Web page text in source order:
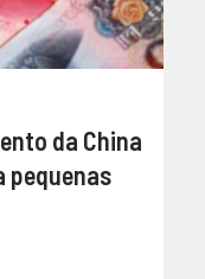
da China
pequenas